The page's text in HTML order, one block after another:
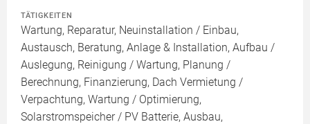
TÄTIGKEITEN
Wartung, Reparatur, Neuinstallation / Einbau,
Austausch, Beratung, Anlage & Installation, Aufbau /
Auslegung, Reinigung / Wartung, Planung /
Berechnung, Finanzierung, Dach Vermietung /
Verpachtung, Wartung / Optimierung,
Solarstromspeicher / PV Batterie, Ausbau,